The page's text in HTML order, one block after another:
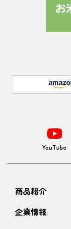
YouTube
商品紹介
企業情報